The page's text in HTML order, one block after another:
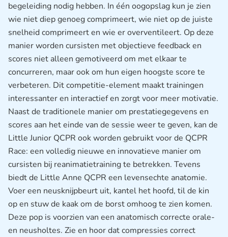
begeleiding nodig hebben. In één oogopslag kun je zien
wie niet diep genoeg comprimeert, wie niet op de juiste
snelheid comprimeert en wie er overventileert. Op deze
manier worden cursisten met objectieve feedback en
scores niet alleen gemotiveerd om met elkaar te
concurreren, maar ook om hun eigen hoogste score te
verbeteren. Dit competitie-element maakt trainingen
interessanter en interactief en zorgt voor meer motivatie.
Naast de traditionele manier om prestatiegegevens en
scores aan het einde van de sessie weer te geven, kan de
Little Junior QCPR ook worden gebruikt voor de QCPR
Race: een volledig nieuwe en innovatieve manier om
cursisten bij reanimatietraining te betrekken. Tevens
biedt de Little Anne QCPR een levensechte anatomie.
Voer een neusknijpbeurt uit, kantel het hoofd, til de kin
op en stuw de kaak om de borst omhoog te zien komen.
Deze pop is voorzien van een anatomisch correcte orale-
en neusholtes. Zie en hoor dat compressies correct